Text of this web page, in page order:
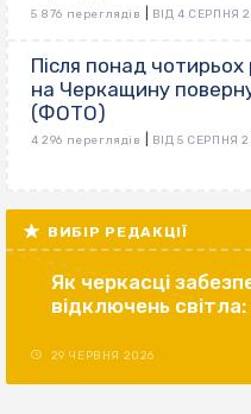
5 876 переглядів ВІД 4 СЕРПНЯ
Після понад чотирьох
на Черкащину
(ФОТО)
4 296 переглядів ВІД 5 СЕРПНЯ
ВИБІР РЕДАКЦІЇ
Як черкасці
відключень
29 ЧЕРВНЯ 2026